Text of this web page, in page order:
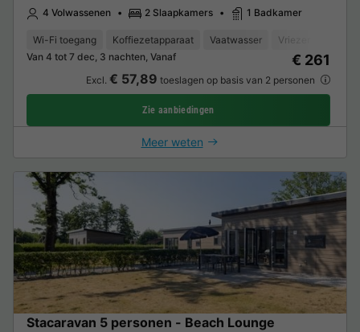
4 Volwassenen 2 Slaapkamers 1 Badkamer
Wi-Fi toegang Koffiezetapparaat Vaatwasser Vriezer
Van 4 tot 7 dec, 3 nachten, Vanaf
€ 261
Excl. € 57,89 toeslagen op basis van 2 personen
Zie aanbiedingen
Meer weten
Stacaravan 5 personen - Beach Lounge